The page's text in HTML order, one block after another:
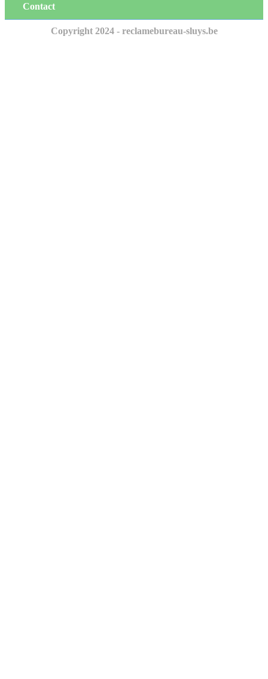
Contact
Copyright 2024 - reclamebureau-sluys.be